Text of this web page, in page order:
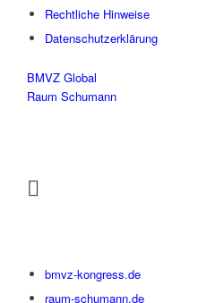
Rechtliche Hinweise
Datenschutzerklärung
BMVZ Global
Raum Schumann
bmvz-kongress.de
raum-schumann.de